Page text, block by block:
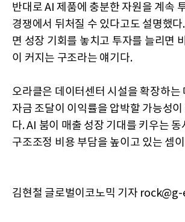
반대로 AI 제품에 충분한 자원을 계속
경쟁에서 뒤처질 수 있다고도 설명했다
면 성장 기회를 놓치고 투자를 늘리면
이 커지는 구조라는 얘기다.
오라클은 데이터센터 시설을 확장하는
자금 조달이 이익률을 압박할 가능성
다. AI 붐이 매출 성장 기대를 키우는
구조조정 비용 부담을 높이고 있는 셈
김현철 글로벌이코노믹 기자